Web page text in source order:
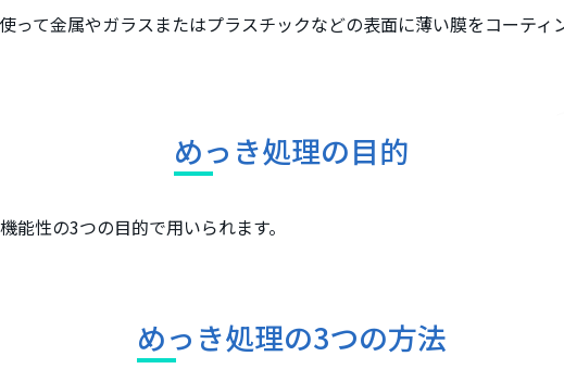
って金属やガラスまたはプラスチックなどの表面に薄い膜をコーティ
めっき処理の目的
能性の3つの目的で用いられます。
めっき処理の3つの方法